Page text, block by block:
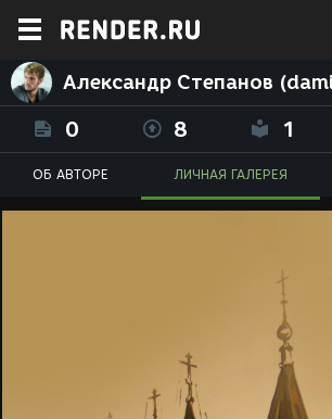
Александр Степанов
0 8 1
ОБ АВТОРЕ ЛИЧНАЯ ГАЛЕРЕЯ